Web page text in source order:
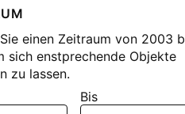
einen Zeitraum von 2003
sich enstprechende Objekte
zu lassen.
Bis